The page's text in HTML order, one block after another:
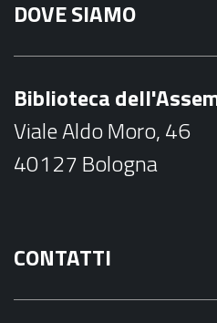
c
e
o
k
DOVE SIAMO
Biblioteca
Viale Aldo Moro, 46
40127 Bologna
CONTATTI